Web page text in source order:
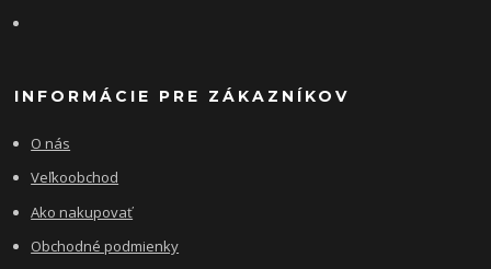
INFORMÁCIE PRE ZÁKAZNÍKOV
O nás
Veľkoobchod
Ako nakupovať
Obchodné podmienky